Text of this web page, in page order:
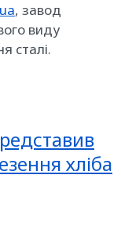
, завод
виду
сталі.
хліба